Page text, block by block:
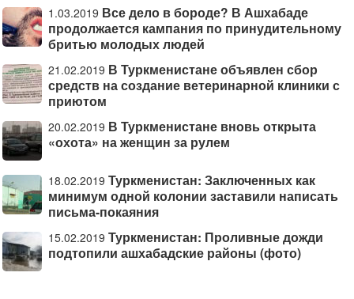
1.03.2019 Все дело в бороде? В Ашхабаде
продолжается кампания по принудительному
бритью молодых людей
21.02.2019 В Туркменистане объявлен сбор
средств на создание ветеринарной клиники с
приютом
20.02.2019 В Туркменистане вновь открыта
«охота» на женщин за рулем
18.02.2019 Туркменистан: Заключенных как
минимум одной колонии заставили написать
письма-покаяния
15.02.2019 Туркменистан: Проливные дожди
подтопили ашхабадские районы (фото)